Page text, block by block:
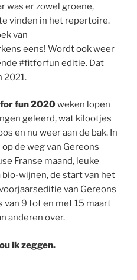
was er zowel groene,
vinden in het repertoire.
van
eens! Wordt ook weer
#fitforfun editie. Dat
2021.
for fun 2020weken lopen
geleerd, wat kilootjes
en nu weer aan de bak. In
de weg van Gereons
Franse maand, leuke
wijnen, de start van het
van Gereons
van 9 tot en met 15 maart
anderen over.
ik zeggen.